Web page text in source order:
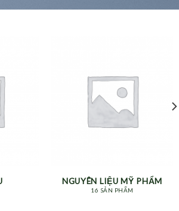
NGUYÊN LIỆU MỸ PHẨM
16 SẢN PHẨM